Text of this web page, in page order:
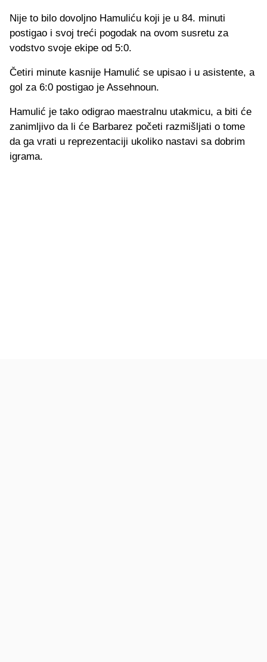
Nije to bilo dovoljno Hamuliću koji je u 84. minuti
postigao i svoj treći pogodak na ovom susretu za
vodstvo svoje ekipe od 5:0.
Četiri minute kasnije Hamulić se upisao i u asistente, a
gol za 6:0 postigao je Assehnoun.
Hamulić je tako odigrao maestralnu utakmicu, a biti će
zanimljivo da li će Barbarez početi razmišljati o tome
da ga vrati u reprezentaciji ukoliko nastavi sa dobrim
igrama.